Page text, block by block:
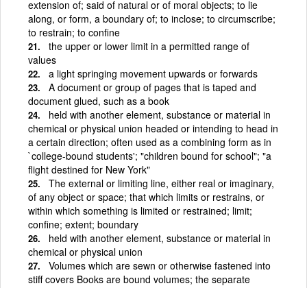
extension of; said of natural or of moral objects; to lie
along, or form, a boundary of; to inclose; to circumscribe;
to restrain; to confine
the upper or lower limit in a permitted range of
values
a light springing movement upwards or forwards
A document or group of pages that is taped and
document glued, such as a book
held with another element, substance or material in
chemical or physical union headed or intending to head in
a certain direction; often used as a combining form as in
`college-bound students'; "children bound for school"; "a
flight destined for New York"
The external or limiting line, either real or imaginary,
of any object or space; that which limits or restrains, or
within which something is limited or restrained; limit;
confine; extent; boundary
held with another element, substance or material in
chemical or physical union
Volumes which are sewn or otherwise fastened into
stiff covers Books are bound volumes; the separate